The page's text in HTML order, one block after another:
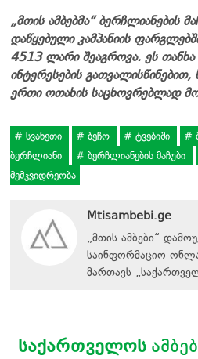
„მთის ამბებმა“ ბერჩლიანების
დაწყებული კამპანიის
4513 ლარი შეაგროვა. ეს
ინტერესების გათვალისწინებით,
ერთი ოთახის საცხოვრებლად
სვანეთი ბეჩო ტვებიში
ბერჩლიანი
ბერჩლიანების მაჩუბი
მემკვიდრეობა
Mtisambebi.ge
„მთის ამბები“
საინფორმაციო
მართავს „
ᲡᲐᲥᲐᲠᲗᲕᲔᲚᲝᲡ